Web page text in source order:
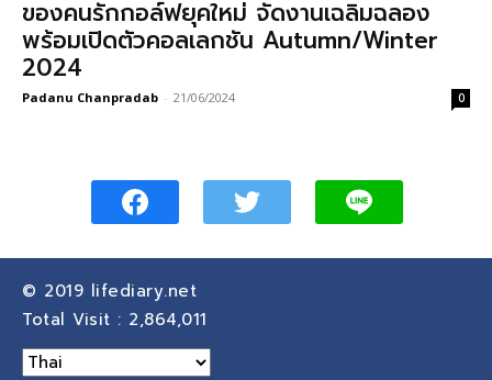
ของคนรักกอล์ฟยุคใหม่ จัดงานเฉลิมฉลอง
พร้อมเปิดตัวคอลเลกชัน Autumn/Winter
2024
Padanu Chanpradab - 21/06/2024 0
© 2019 lifediary.net
Total Visit : 2,864,011